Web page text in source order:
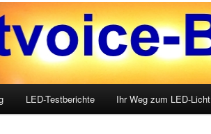
Blog
über LED, OLED, Medien und mehr
wechseln
LED-Testberichte Ihr Weg zum LED-Licht